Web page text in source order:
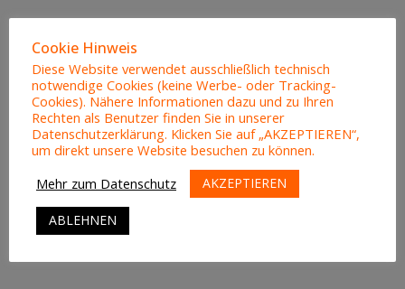
Only 6,00 €
406 GEMISCHTER SALAT
Grüner Salat Gurken Paprika Tomaten Zwiebeln
Only 6,00 €
405 TOMATENSALAT
Grüner Salat Oliven Tomaten Zwiebeln
Cookie Hinweis
Diese Website verwendet ausschließlich technisch
notwendige Cookies (keine Werbe- oder Tracking-
Cookies). Nähere Informationen dazu und zu Ihren
Rechten als Benutzer finden Sie in unserer
Datenschutzerklärung. Klicken Sie auf „AKZEPTIEREN“,
um direkt unsere Website besuchen zu können.
Mehr zum Datenschutz
AKZEPTIEREN
ABLEHNEN